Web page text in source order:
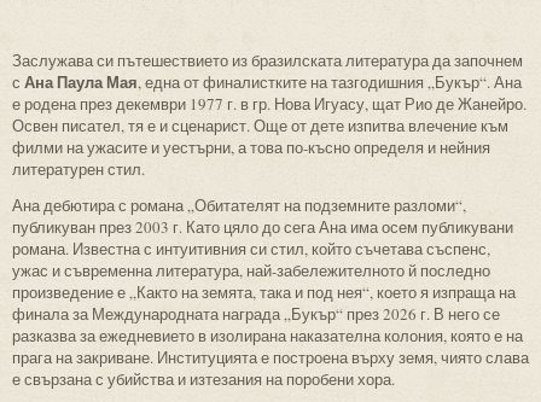
Заслужава си пътешествието из бразилската литература да започнем
с Ана Паула Мая, една от финалистките на тазгодишния „Букър“. Ана
е родена през декември 1977 г. в гр. Нова Игуасу, щат Рио де Жанейро.
Освен писател, тя е и сценарист. Още от дете изпитва влечение към
филми на ужасите и уестърни, а това по-късно определя и нейния
литературен стил.
Ана дебютира с романа „Обитателят на подземните разломи“,
публикуван през 2003 г. Като цяло до сега Ана има осем публикувани
романа. Известна с интуитивния си стил, който съчетава съспенс,
ужас и съвременна литература, най-забележителното й последно
произведение е „Както на земята, така и под нея“, което я изпраща на
финала за Международната награда „Букър“ през 2026 г. В него се
разказва за ежедневието в изолирана наказателна колония, която е на
прага на закриване. Институцията е построена върху земя, чиято слава
е свързана с убийства и изтезания на поробени хора.